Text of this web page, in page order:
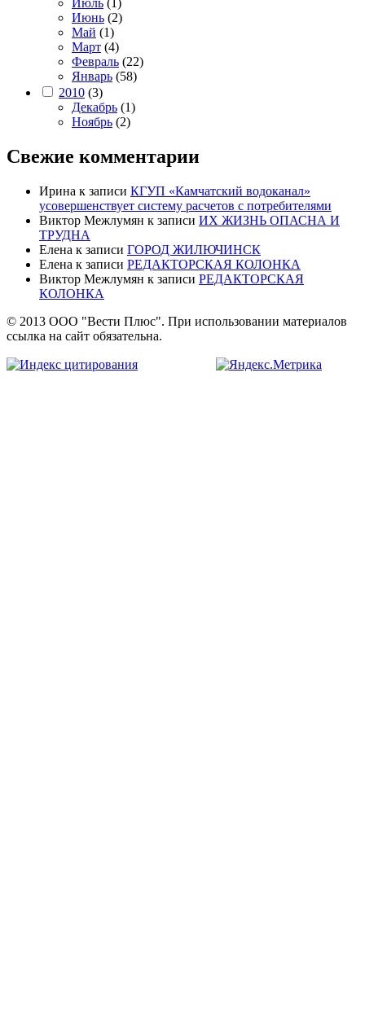
Июль (1)
Июнь (2)
Май (1)
Март (4)
Февраль (22)
Январь (58)
2010 (3)
Декабрь (1)
Ноябрь (2)
Свежие комментарии
Ирина к записи КГУП «Камчатский водоканал»
усовершенствует систему расчетов с потребителями
Виктор Межлумян к записи ИХ ЖИЗНЬ ОПАСНА И
ТРУДНА
Елена к записи ГОРОД ЖИЛЮЧИНСК
Елена к записи РЕДАКТОРСКАЯ КОЛОНКА
Виктор Межлумян к записи РЕДАКТОРСКАЯ
КОЛОНКА
© 2013 ООО "Вести Плюс". При использовании материалов
ссылка на сайт обязательна.